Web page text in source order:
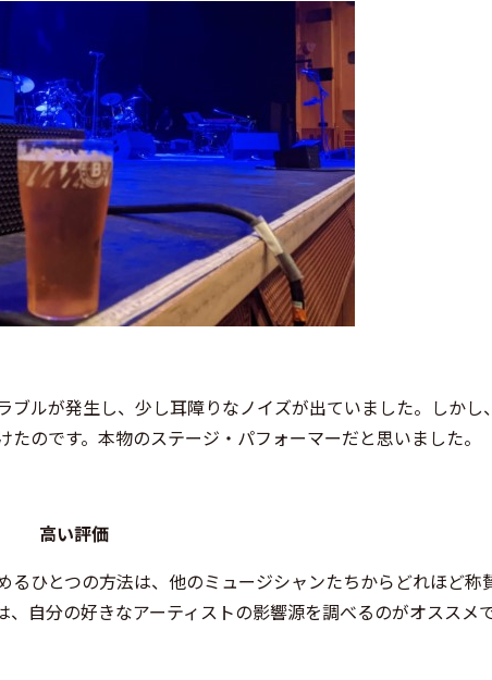
ブルが発生し、少し耳障りなノイズが出ていました。しかし
のです。本物のステージ・パフォーマーだと思いました。
高い評価
ひとつの方法は、他のミュージシャンたちからどれほど称
、自分の好きなアーティストの影響源を調べるのがオススメ